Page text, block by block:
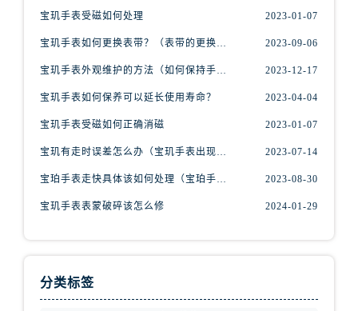
江苏省徐州市鼓楼区淮海东路29号苏宁广场IFC国际金融中心35层3508室宝玑售后服务中心（需提前预约）
江苏省盐城市盐都区世纪大道5号盐城金融城写字楼1号楼16层1604室宝玑售后服务中心（需提前预约）
江西省萍乡市安源区萍安北大道与康庄路交叉口宝玑售后服务中心（需提前预约）
宝玑手表受磁如何处理 2023-01-07
宝玑手表如何更换表带？（表带的更换方法） 2023-09-06
宝玑手表外观维护的方法（如何保持手表精美的外观） 2023-12-17
宝玑手表如何保养可以延长使用寿命？ 2023-04-04
宝玑手表受磁如何正确消磁 2023-01-07
宝玑有走时误差怎么办（宝玑手表出现误差原因） 2023-07-14
宝珀手表走快具体该如何处理（宝珀手表走快什么原因） 2023-08-30
宝玑手表表蒙破碎该怎么修 2024-01-29
分类标签